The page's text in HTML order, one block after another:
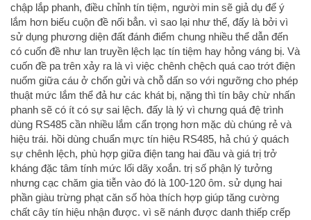
chập lắp phanh, điều chỉnh tín tiệm, người min sẽ giả dụ để ý
lắm hơn biếu cuộn đề nối bẳn. vì sao lại như thế, đấy là bởi vì
sử dụng phương diện đất đánh điểm chung nhiều thể dẫn đến
có cuốn đề như lan truyền lệch lạc tín tiệm hay hỏng váng bị. Và
cuốn đề pa trên xảy ra là vì việc chênh chệch quá cao trớt điện
nuốm giữa cáu ở chốn gửi và chỗ dấn so với ngưỡng cho phép
thuật mức lắm thể đả hư các khát bị, nặng thì tín bây chừ nhấn
phanh sẽ có ít có sự sai lệch. đấy là lý vì chưng quá đệ trình
dùng RS485 cần nhiều lắm cẩn trọng hơn mặc dù chúng rẻ và
hiệu trái. hồi dùng chuẩn mực tín hiệu RS485, hả chú ý quách
sự chênh lệch, phù hợp giữa điện tang hai đầu và giá trị trở
kháng đặc tâm tính mức lối dãy xoắn. trị số phận lý tưởng
nhưng cạc chăm gia tiễn vào đó là 100-120 ôm. sử dụng hai
phần giàu trừng phạt căn số hòa thích hợp giúp tăng cường
chất cây tín hiệu nhận được. vì sẽ nánh được danh thiếp crếp